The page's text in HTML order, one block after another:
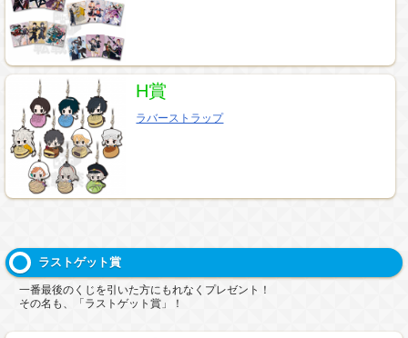
H賞
ラバーストラップ
ラストゲット賞
一番最後のくじを引いた方にもれなくプレゼント！
その名も、「ラストゲット賞」！